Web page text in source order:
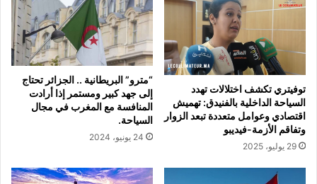
توفيتري تكشف اختلالات تهدد
السياحة الداخلية بالفنيدق: تهميش
اقتصادي وعوامل متعددة تبعد الزوار
وتفاقم الأزمة-فيديبو
29 يوليو، 2025
“مترو” البريطانية .. الجزائر تحتاج
إلى جهد كبير ومستمر إذا أرادت
المنافسة مع المغرب في مجال
السياحة.
24 يونيو، 2024